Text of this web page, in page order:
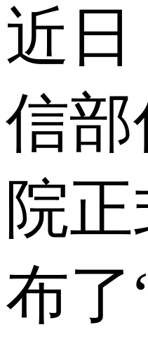
近
信部
院
布了